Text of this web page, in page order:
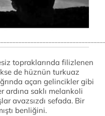
topraklarında filizlenen
de hüznün turkuaz
açan gelincikler gibi
ardına saklı melankoli
avazsızdı sefada. Bir
benliğini.